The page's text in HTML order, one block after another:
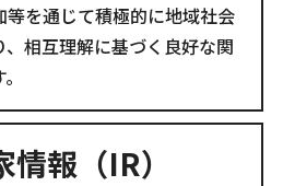
を通じて積極的に地域社会
、相互理解に基づく良好な関
報（IR）